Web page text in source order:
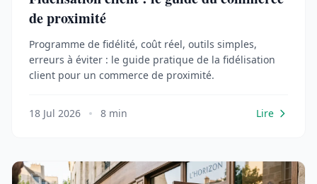
de proximité
Programme de fidélité, coût réel, outils simples,
erreurs à éviter : le guide pratique de la fidélisation
client pour un commerce de proximité.
18 Jul 2026 8 min Lire